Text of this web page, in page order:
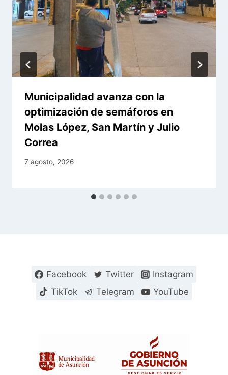
Municipalidad avanza con la
optimización de semáforos en
Molas López, San Martín y Julio
Correa
7 agosto, 2026
Facebook Twitter
Instagram
TikTok
Telegram YouTube